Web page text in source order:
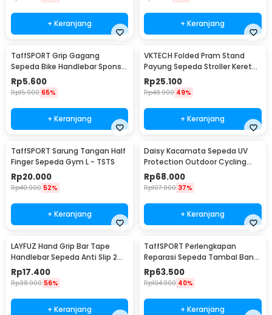
+ Keranjang + Keranjang
TaffSPORT Grip Gagang
Sepeda Bike Handlebar Spons
Grip 1 Pair - GH-081H
Rp5.600
Rp15.900 65%
+ Keranjang
VKTECH Folded Pram Stand
Payung Sepeda Stroller Kereta
Bayi - LS4G
Rp25.100
Rp48.900 49%
+ Keranjang
TaffSPORT Sarung Tangan Half
Finger Sepeda Gym L - TSTS
Rp20.000
Rp40.900 52%
+ Keranjang
Daisy Kacamata Sepeda UV
Protection Outdoor Cycling
Sunglasses - X7
Rp68.000
Rp107.900 37%
+ Keranjang
LAYFUZ Hand Grip Bar Tape
Handlebar Sepeda Anti Slip 2
Roll - 70616
Rp17.400
Rp38.900 56%
+ Keranjang
TaffSPORT Perlengkapan
Reparasi Sepeda Tambal Ban
16 in 1 - PP06S
Rp63.500
Rp104.900 40%
+ Keranjang